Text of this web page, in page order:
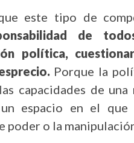
este tipo de
de
política,
Porque la
capacidades de
espacio en el que
poder o la